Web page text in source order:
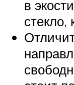
в
стекло,